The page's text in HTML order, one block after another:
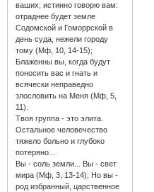
ваших; истинно говорю вам:
отраднее будет земле
Содомской и Гоморрской в
день суда, нежели городу
тому (Мф, 10, 14-15);
Блаженны вы, когда будут
поносить вас и гнать и
всячески неправедно
злословить на Меня (Мф, 5,
11).
Твоя группа - это элита.
Остальное человечество
тяжело больно и глубоко
потеряно...
Вы - соль земли... Вы - свет
мира (Мф, 3, 13-14); Но вы -
род избранный, царственное